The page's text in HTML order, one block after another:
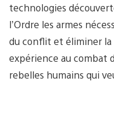
technologies
l’Ordre les armes
du conflit et éliminer la
expérience au combat
rebelles humains qui